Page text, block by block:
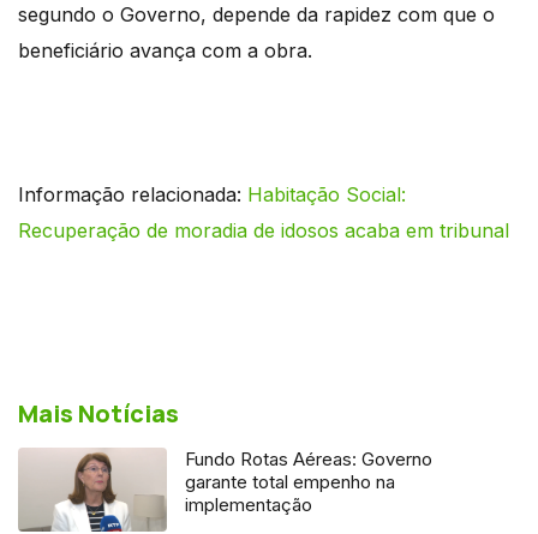
segundo o Governo, depende da rapidez com que o
beneficiário avança com a obra.
Informação relacionada: Habitação Social:
Recuperação de moradia de idosos acaba em tribunal
Mais Notícias
Fundo Rotas Aéreas: Governo
garante total empenho na
implementação